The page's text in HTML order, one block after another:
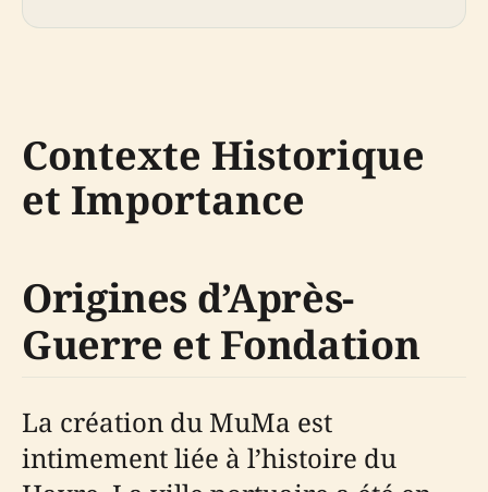
Contexte Historique
et Importance
Origines d’Après-
Guerre et Fondation
La création du MuMa est
intimement liée à l’histoire du